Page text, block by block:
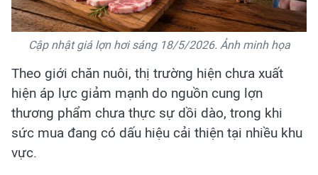
Cập nhật giá lợn hơi sáng 18/5/2026. Ảnh minh họa
Theo giới chăn nuôi, thị trường hiện chưa xuất
hiện áp lực giảm mạnh do nguồn cung lợn
thương phẩm chưa thực sự dồi dào, trong khi
sức mua đang có dấu hiệu cải thiện tại nhiều khu
vực.